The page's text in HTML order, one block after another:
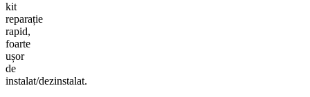
kit
reparație
rapid,
foarte
ușor
de
instalat/dezinstalat.